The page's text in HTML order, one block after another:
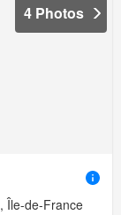
4 Photos
Île-de-France